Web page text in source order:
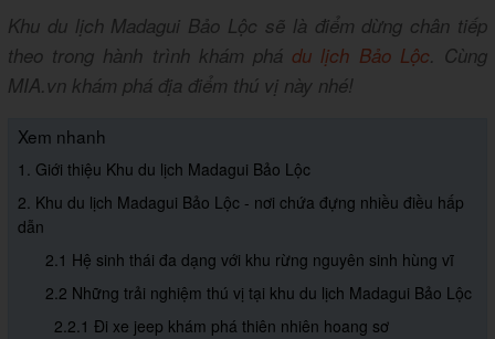
Khu du lịch Madagui Bảo Lộc sẽ là điểm dừng chân tiếp
theo trong hành trình khám phá du lịch Bảo Lộc. Cùng
MIA.vn khám phá địa điểm thú vị này nhé!
Xem nhanh
1. Giới thiệu Khu du lịch Madagui Bảo Lộc
2. Khu du lịch Madagui Bảo Lộc - nơi chứa đựng nhiều điều hấp
dẫn
2.1 Hệ sinh thái đa dạng với khu rừng nguyên sinh hùng vĩ
2.2 Những trải nghiệm thú vị tại khu du lịch Madagui Bảo Lộc
2.2.1 Đi xe jeep khám phá thiên nhiên hoang sơ